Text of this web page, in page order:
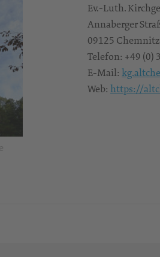
Ev.-Luth.
Annaberger
09125 Chemnitz
Telefon: +49 (0)
E-Mail:
Web: https://